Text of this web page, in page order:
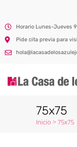
Horario Lunes-Jueves
Pide cita previa para
75x75
Inicio >75x75